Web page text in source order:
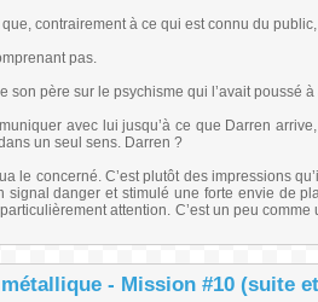
contrairement à ce qui est connu du
pas.
son père sur le psychisme qui l’avait poussé
avec lui jusqu’à ce que Darren
un seul sens. Darren ?
le concerné. C’est plutôt des impressions
signal danger et stimulé une forte envie de
attention. C’est un peu
- Mission #10 (suite